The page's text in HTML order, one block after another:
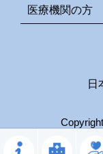
医療機関の方
日